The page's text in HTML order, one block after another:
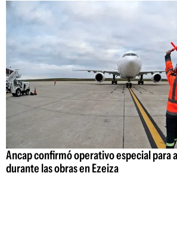
Ancap confirmó operativo especial para
durante las obras en Ezeiza